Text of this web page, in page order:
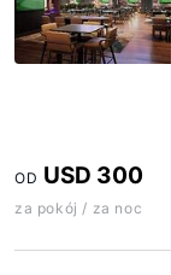
OD USD 300
za pokój / za noc